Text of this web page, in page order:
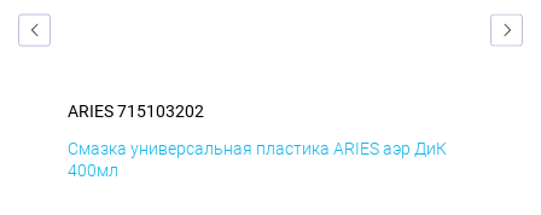
ARIES 715103202
Смазка универсальная пластика ARIES аэр ДиК
400мл